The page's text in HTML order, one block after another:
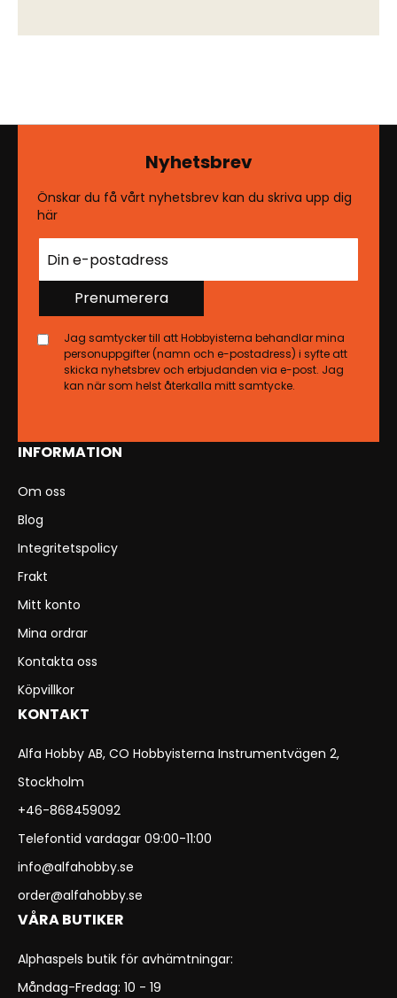
INFORMATION
Om oss
Blog
Integritetspolicy
Frakt
Mitt konto
Mina ordrar
Kontakta oss
Köpvillkor
KONTAKT
Alfa Hobby AB, CO Hobbyisterna Instrumentvägen 2,
Stockholm
+46-868459092
Telefontid vardagar 09:00-11:00
info@alfahobby.se
order@alfahobby.se
VÅRA BUTIKER
Alphaspels butik för avhämtningar:
Måndag-Fredag: 10 - 19
Nyhetsbrev
Önskar du få vårt nyhetsbrev kan du skriva upp dig
här
Prenumerera
Jag samtycker till att Hobbyisterna behandlar mina
personuppgifter (namn och e-postadress) i syfte att
skicka nyhetsbrev och erbjudanden via e-post. Jag
kan när som helst återkalla mitt samtycke.